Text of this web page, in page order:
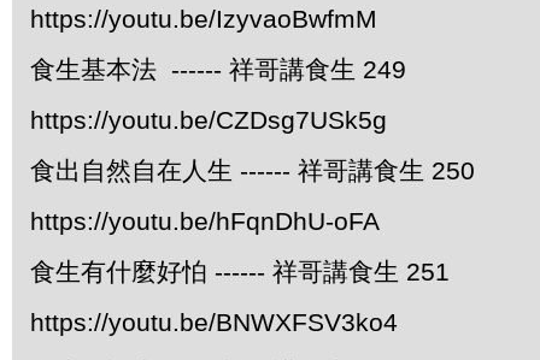
https://youtu.be/IzyvaoBwfmM
食生基本法 ------ 祥哥講食生 249
https://youtu.be/CZDsg7USk5g
食出自然自在人生 ------ 祥哥講食生 250
https://youtu.be/hFqnDhU-oFA
食生有什麼好怕 ------ 祥哥講食生 251
https://youtu.be/BNWXFSV3ko4